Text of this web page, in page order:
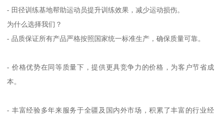
- 田径训练基地帮助运动员提升训练效果，减少运动损伤。
为什么选择我们？
- 品质保证所有产品严格按照国家统一标准生产，确保质量可靠。
- 价格优势在同等质量下，提供更具竞争力的价格，为客户节省成
本。
- 丰富经验多年来服务于全疆及国内外市场，积累了丰富的行业经